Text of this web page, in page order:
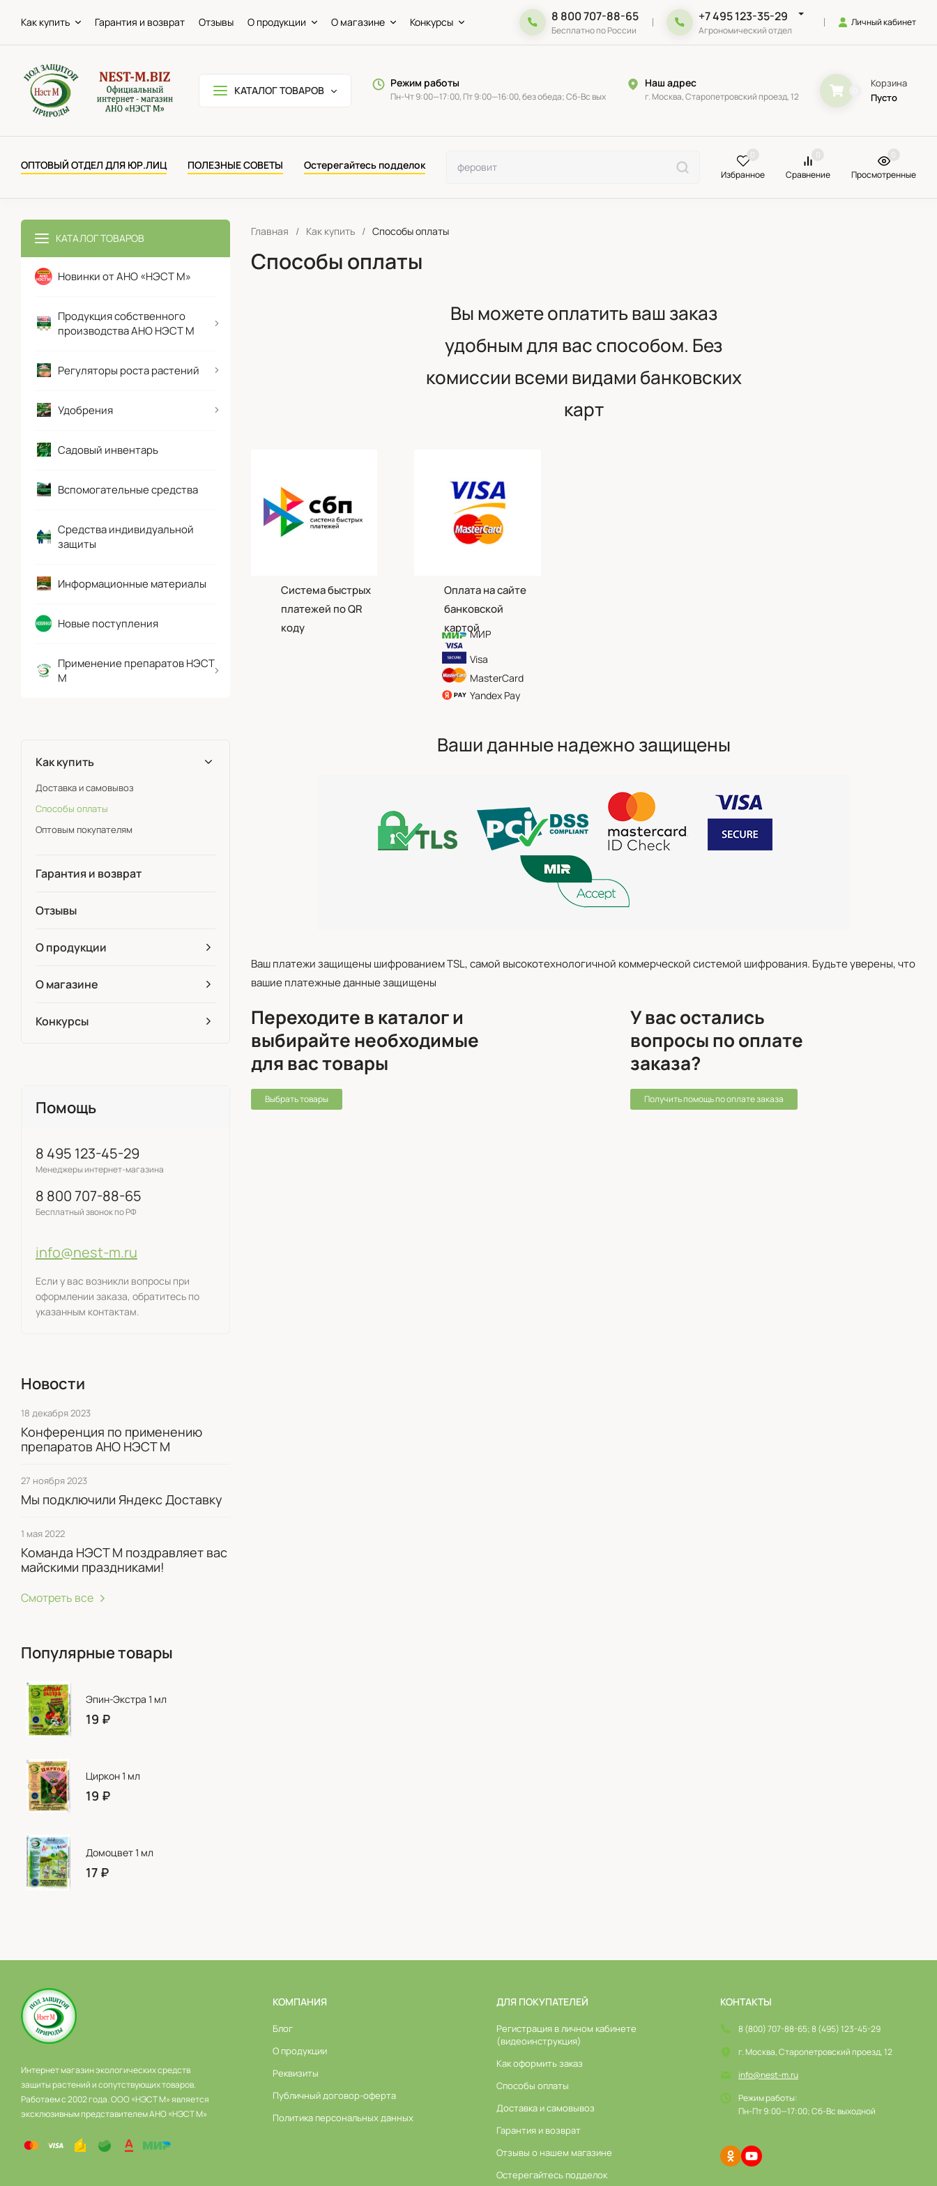
Как купить Гарантия и возврат Отзывы О продукции О магазине Конкурсы 8 800 707-88-65
Бесплатно по России
+7 495 123-35-29
Агрономический отдел
Личный кабинет
КАТАЛОГ ТОВАРОВ
Режим работы
Пн-Чт 9:00—17:00, Пт 9:00—16:00, без обеда; Сб-Вс вых
Наш адрес
г. Москва, Старопетровский проезд, 12
Корзина
Пусто
ОПТОВЫЙ ОТДЕЛ ДЛЯ ЮР.ЛИЦ ПОЛЕЗНЫЕ СОВЕТЫ Остерегайтесь подделок
Избранное
0
Сравнение
0
Просмотренные
0
КАТАЛОГ ТОВАРОВ
Новинки от АНО «НЭСТ М»
Продукция собственного
производства АНО НЭСТ М
Регуляторы роста растений
Удобрения
Садовый инвентарь
Вспомогательные средства
Средства индивидуальной
защиты
Информационные материалы
Новые поступления
Применение препаратов НЭСТ
М
Как купить
Доставка и самовывоз
Способы оплаты
Оптовым покупателям
Гарантия и возврат
Отзывы
О продукции
О магазине
Конкурсы
Помощь
8 495 123-45-29
Менеджеры интернет-магазина
8 800 707-88-65
Бесплатный звонок по РФ
info@nest-m.ru
Если у вас возникли вопросы при
оформлении заказа, обратитесь по
указанным контактам.
Новости
18 декабря 2023
Конференция по применению
препаратов АНО НЭСТ М
27 ноября 2023
Мы подключили Яндекс Доставку
1 мая 2022
Команда НЭСТ М поздравляет вас
майскими праздниками!
Смотреть все
Популярные товары
Эпин-Экстра 1 мл
19 ₽
Циркон 1 мл
19 ₽
Домоцвет 1 мл
17 ₽
Главная / Как купить / Способы оплаты
Способы оплаты
Вы можете оплатить ваш заказ
удобным для вас способом. Без
комиссии всеми видами банковских
карт
Система быстрых
платежей по QR
коду
Оплата на сайте
банковской
картойМИР
Visa
MasterCard
Yandex Pay
Ваши данные надежно защищены
Ваш платежи защищены шифрованием TSL, самой высокотехнологичной коммерческой системой шифрования. Будьте уверены, что
вашие платежные данные защищены
Переходите в каталог и
выбирайте необходимые
для вас товары
Выбрать товары
У вас остались
вопросы по оплате
заказа?
Получить помощь по оплате заказа
Интернет магазин экологических средств
защиты растений и сопутствующих товаров.
Работаем с 2002 года. ООО «НЭСТ М» является
эксклюзивным представителем АНО «НЭСТ М»
КОМПАНИЯ
Блог
О продукции
Реквизиты
Публичный договор-оферта
Политика персональных данных
ДЛЯ ПОКУПАТЕЛЕЙ
Регистрация в личном кабинете
(видеоинструкция)
Как оформить заказ
Способы оплаты
Доставка и самовывоз
Гарантия и возврат
Отзывы о нашем магазине
Остерегайтесь подделок
КОНТАКТЫ
8 (800) 707-88-65; 8 (495) 123-45-29
г. Москва, Старопетровский проезд, 12
info@nest-m.ru
Режим работы:
Пн-Пт 9:00—17:00; Сб-Вс выходной